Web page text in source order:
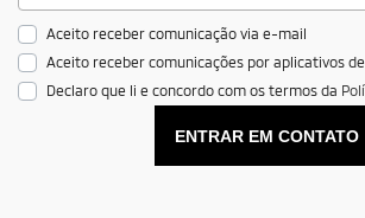
Aceito receber comunicação via e-mail
Aceito receber comunicações por aplicativos
Declaro que li e concordo com os termos da
ENTRAR EM CONTATO